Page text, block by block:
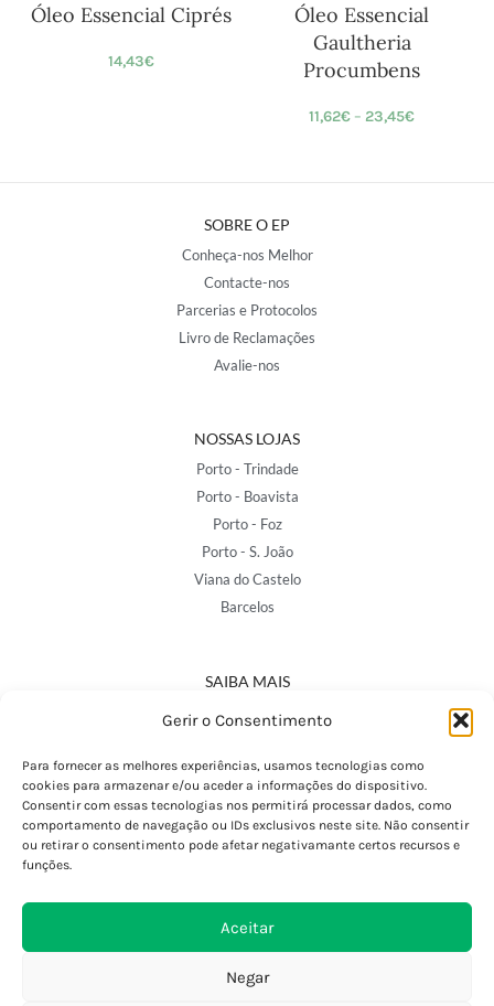
Gerir o Consentimento
Para fornecer as melhores experiências, usamos tecnologias como
cookies para armazenar e/ou aceder a informações do dispositivo.
Consentir com essas tecnologias nos permitirá processar dados, como
comportamento de navegação ou IDs exclusivos neste site. Não consentir
ou retirar o consentimento pode afetar negativamante certos recursos e
funções.
Aceitar
Negar
Óleo Essencial Ciprés
14,43€
Óleo Essencial
Gaultheria
Procumbens
11,62€ – 23,45€
SOBRE O EP
Conheça-nos Melhor
Contacte-nos
Parcerias e Protocolos
Livro de Reclamações
Avalie-nos
NOSSAS LOJAS
Porto - Trindade
Porto - Boavista
Porto - Foz
Porto - S. João
Viana do Castelo
Barcelos
SAIBA MAIS
Política de Privacidade
Termos e Condições
Perguntas Frequentes
Custos de Envio
Encomendas Internacionais
Devoluções e Trocas